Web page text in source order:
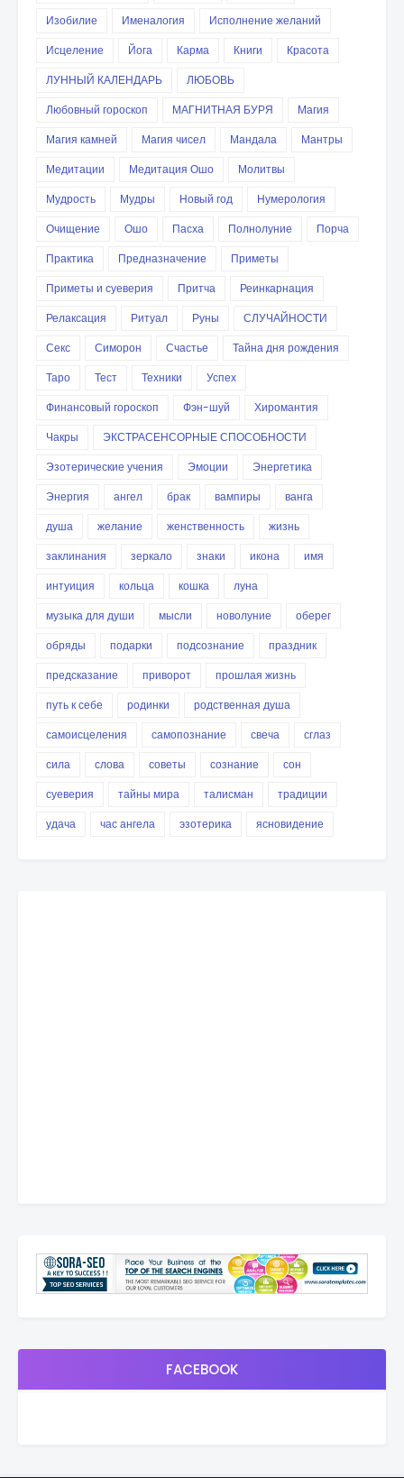
Изобилие
Именалогия
Исполнение желаний
Исцеление
Йога Карма Книги
Красота
ЛУННЫЙ КАЛЕНДАРЬ
ЛЮБОВЬ
Любовный гороскоп
МАГНИТНАЯ БУРЯ
Магия
Магия камней
Магия чисел Мандала
Мантры
Медитации
Медитация Ошо
Молитвы
Мудрость
Мудры Новый год
Нумерология
Очищение
Ошо Пасха Полнолуние
Порча
Практика
Предназначение
Приметы
Приметы и суеверия
Притча
Реинкарнация
Релаксация
Ритуал Руны
СЛУЧАЙНОСТИ
Секс
Симорон Счастье
Тайна дня рождения
Таро
Тест Техники
Успех
Финансовый гороскоп
Фэн-шуй
Хиромантия
Чакры
ЭКСТРАСЕНСОРНЫЕ СПОСОБНОСТИ
Эзотерические учения
Эмоции
Энергетика
Энергия
ангел брак вампиры
ванга
душа
желание женственность
жизнь
заклинания
зеркало знаки икона
имя
интуиция
кольца кошка
луна
музыка для души
мысли новолуние
оберег
обряды
подарки подсознание
праздник
предсказание
приворот
прошлая жизнь
путь к себе
родинки
родственная душа
самоисцеления
самопознание свеча
сглаз
сила
слова советы сознание
сон
суеверия
тайны мира талисман
традиции
удача
час ангела эзотерика ясновидение
FACEBOOK